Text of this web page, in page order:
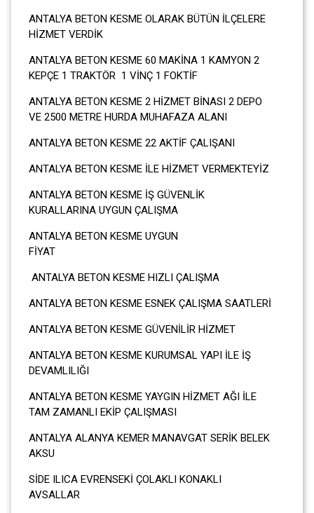
ANTALYA BETON KESME OLARAK BÜTÜN İLÇELERE
HİZMET VERDİK
ANTALYA BETON KESME 60 MAKİNA 1 KAMYON 2
KEPÇE 1 TRAKTÖR 1 VİNÇ 1 FOKTİF
ANTALYA BETON KESME 2 HİZMET BİNASI 2 DEPO
VE 2500 METRE HURDA MUHAFAZA ALANI
ANTALYA BETON KESME 22 AKTİF ÇALIŞANI
ANTALYA BETON KESME İLE HİZMET VERMEKTEYİZ
ANTALYA BETON KESME İŞ GÜVENLİK
KURALLARINA UYGUN ÇALIŞMA
ANTALYA BETON KESME UYGUN
ANTALYA BETON KESME HIZLI ÇALIŞMA
ANTALYA BETON KESME ESNEK ÇALIŞMA SAATLERİ
ANTALYA BETON KESME GÜVENİLİR HİZMET
ANTALYA BETON KESME KURUMSAL YAPI İLE İŞ
DEVAMLILIĞI
ANTALYA BETON KESME YAYGIN HİZMET AĞI İLE
TAM ZAMANLI EKİP ÇALIŞMASI
ANTALYA ALANYA KEMER MANAVGAT SERİK BELEK
AKSU
SİDE ILICA EVRENSEKİ ÇOLAKLI KONAKLI
AVSALLAR